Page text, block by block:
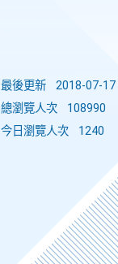
最後更新
2018-07-17
總瀏覽人次
108990
今日瀏覽人次
1240